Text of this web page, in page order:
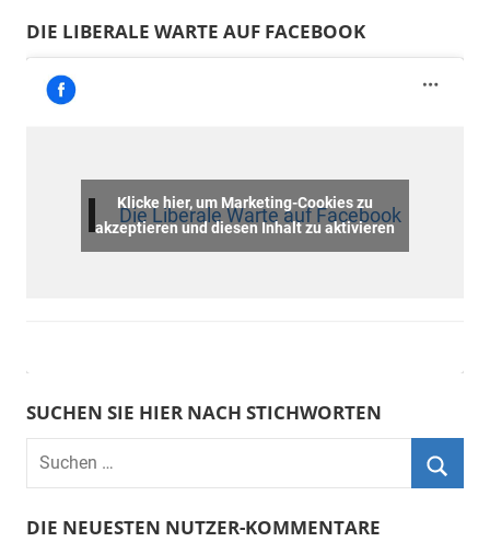
DIE LIBERALE WARTE AUF FACEBOOK
Die Liberale Warte auf Facebook
Klicke hier, um Marketing-Cookies zu
akzeptieren und diesen Inhalt zu aktivieren
SUCHEN SIE HIER NACH STICHWORTEN
DIE NEUESTEN NUTZER-KOMMENTARE